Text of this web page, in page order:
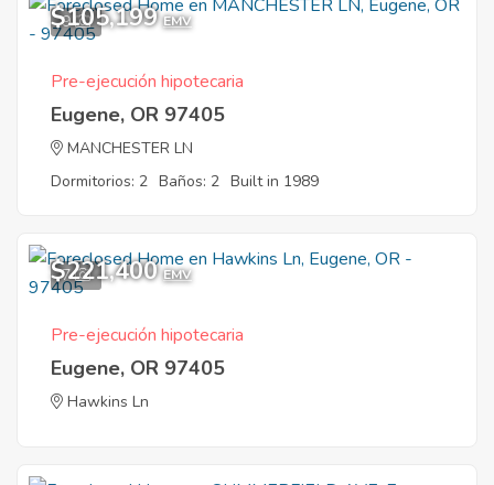
9
$105,199 EMV
Pre-ejecución hipotecaria
Eugene, OR 97405
MANCHESTER LN
Dormitorios: 2 Baños: 2 Built in 1989
7
$221,400 EMV
Pre-ejecución hipotecaria
Eugene, OR 97405
Hawkins Ln